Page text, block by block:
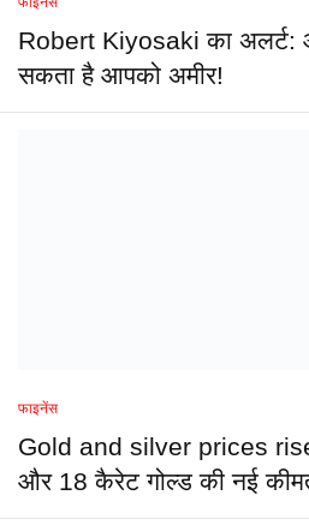
Robert Kiyosaki का अलर्ट:
सकता है आपको अमीर!
फाइनेंस
Gold and silver prices
और 18 कैरेट गोल्ड की नई